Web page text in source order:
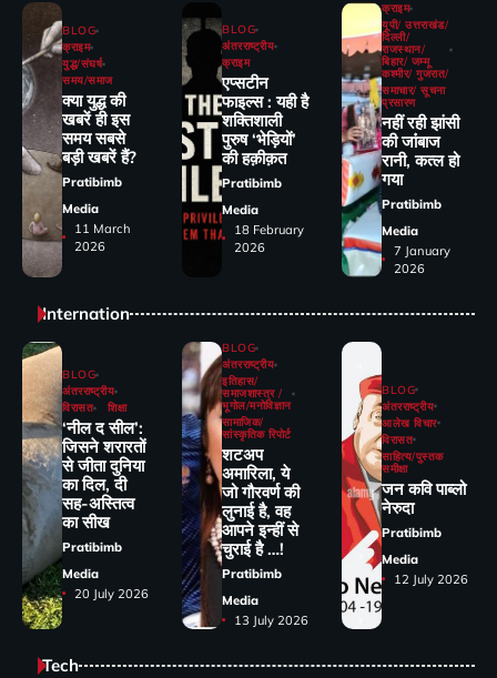
BLOG
क्राइम
युद्ध/संघर्ष
समय/समाज
क्या युद्ध की
खबरें ही इस
समय सबसे
बड़ी खबरें हैं?
Pratibimb
Media
11 March
2026
BLOG
अंतरराष्ट्रीय
क्राइम
एप्सटीन
फाइल्स : यही है
शक्तिशाली
पुरुष ‘भेड़ियों’
की हक़ीक़त
Pratibimb
Media
18 February
2026
क्राइम
यूपी/ उत्तराखंड/
दिल्ली/
राजस्थान/
बिहार/ जम्मू
कश्मीर/ गुजरात/
समाचार/ सूचना
प्रसारण
नहीं रही झांसी
की जांंबाज
रानी, कत्‍ल हो
गया
Pratibimb
Media
7 January
2026
Internation
BLOG
अंतरराष्ट्रीय
विरासत
शिक्षा
‘नील द सील’:
जिसने शरारतों
से जीता दुनिया
का दिल, दी
सह-अस्तित्व
का सीख
Pratibimb
Media
20 July 2026
BLOG
अंतरराष्ट्रीय
इतिहास/
समाजशास्त्र /
भूगोल/मनोविज्ञान
सामाजिक/
सांस्कृतिक रिपोर्ट
शटअप
अमारिला, ये
जो गौरवर्ण की
लुनाई है, वह
आपने इन्हीं से
चुराई है …!
Pratibimb
Media
13 July 2026
BLOG
अंतरराष्ट्रीय
आलेख विचार
विरासत
साहित्य/पुस्तक
समीक्षा
जन कवि पाब्लो
नेरुदा
Pratibimb
Media
12 July 2026
Tech